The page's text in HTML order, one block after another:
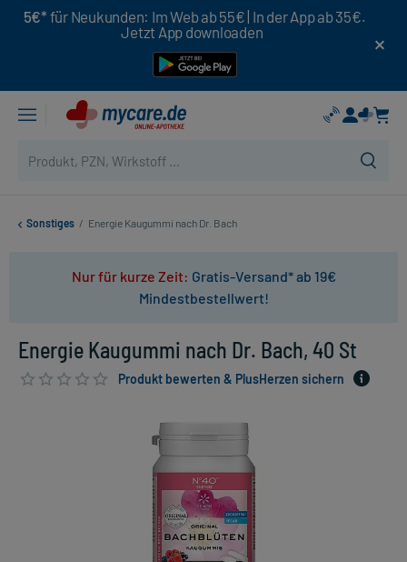
5€* für Neukunden: Im Web ab 55€ | In der App ab 35€.
Jetzt App downloaden
Sonstiges / Energie Kaugummi nach Dr. Bach
Nur für kurze Zeit: Gratis-Versand* ab 19€
Mindestbestellwert!
Energie Kaugummi nach Dr. Bach, 40 St
Produkt bewerten & PlusHerzen sichern